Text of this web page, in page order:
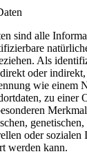
sind alle
Als
oder
wie einem
zu einer
genetischen,
oder sozialen
werden kann.